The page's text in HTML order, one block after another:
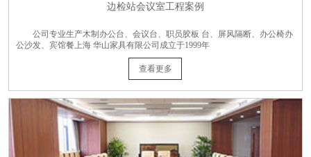
边检站会议室工程案例
公司专业生产木制办公台、会议台、职员胶板 台、屏风隔断、办公椅办
公沙发、宾馆餐上海 华山家具有限公司成立于1999年
查看更多